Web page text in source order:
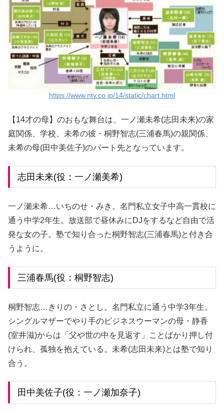
https://www.ntv.co.jp/14/static/chart.html
【14才の母】のおもな舞台は、一ノ瀬未希(志田未来)の家
庭関係、学校、未希の彼・桐野智志(三浦春馬)の親関係、
未希の母(田中美佐子)のパート先となっています。
志田未来(役：一ノ瀬美希)
一ノ瀬未希…いちのせ・みき。名門私立女子中高一貫校に
通う中学2年生。放送部で昼休みにDJをするなど自由で活
発な女の子。塾で知り合った桐野智志(三浦春馬)と付き合
うように。
三浦春馬(役：桐野智志)
桐野智志…きりの・さとし。名門私立に通う中学3年生。
シングルマザーでやり手のビジネスウーマンの母・静香
(室井滋)からは「父や世の中を見返す」ことばかり押し付
けられ、孤独を抱えている。未希(志田未来)とは塾で知り
合う。
田中美佐子(役：一ノ瀬加奈子)